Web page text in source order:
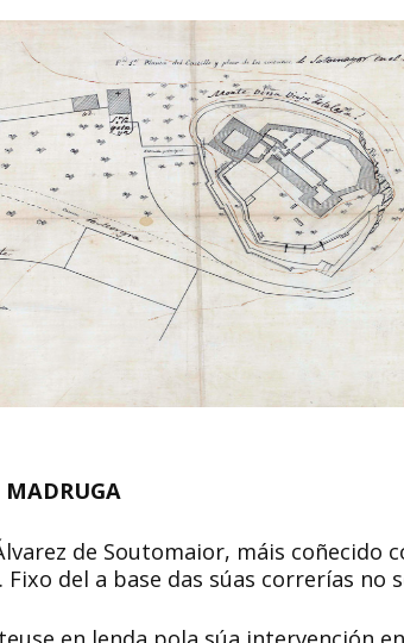
MADRUGA
de Soutomaior, máis coñecido
Fixo del a base das súas correrías no